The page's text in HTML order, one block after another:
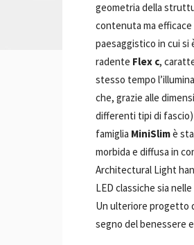
geometria della
contenuta ma
paesaggistico in cui si
radente Flex c,
stesso tempo
che, grazie alle
differenti tipi di fascio)
famiglia MiniSlimè
morbida e diffusa in
Architectural Light
LED classiche sia
Un ulteriore progetto
segno del benessere